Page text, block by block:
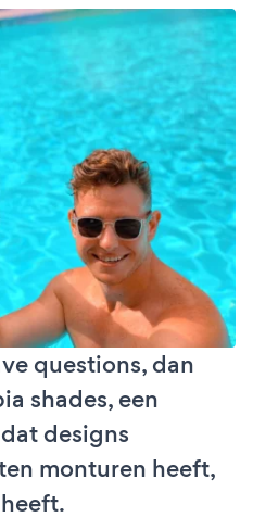
questions, dan
shades, een
designs
monturen heeft,